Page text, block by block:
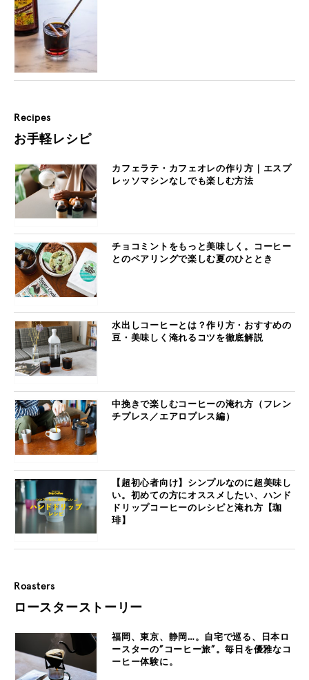
Recipes
お手軽レシピ
カフェラテ・カフェオレの作り方｜エスプ
レッソマシンなしでも楽しむ方法
チョコミントをもっと美味しく。コーヒー
とのペアリングで楽しむ夏のひととき
水出しコーヒーとは？作り方・おすすめの
豆・美味しく淹れるコツを徹底解説
中挽きで楽しむコーヒーの淹れ方（フレン
チプレス／エアロプレス編）
【超初心者向け】シンプルなのに超美味し
い。初めての方にオススメしたい、ハンド
ドリップコーヒーのレシピと淹れ方【珈
琲】
Roasters
ロースターストーリー
福岡、東京、静岡…。自宅で巡る、日本ロ
ースターの”コーヒー旅”。毎日を優雅なコ
ーヒー体験に。